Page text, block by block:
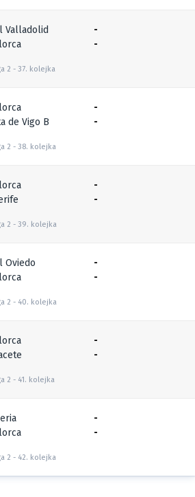
Valladolid
2 37. kolejka
-
-
de Vigo B
2 38. kolejka
-
-
2 39. kolejka
-
-
Oviedo
2 40. kolejka
-
-
2 41. kolejka
-
-
2 42. kolejka
-
-